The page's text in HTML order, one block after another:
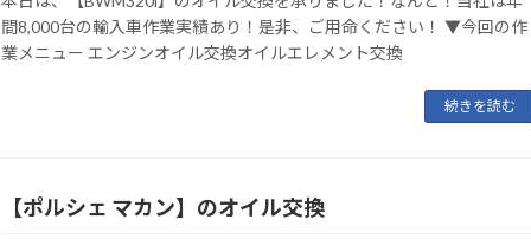
間8,000台の輸入車作業実績あり！是非、ご用命ください！ ▼今回の作
業メニュー エンジンオイル交換オイルエレメント交換
続きを読む
【ポルシェ マカン】のオイル交換